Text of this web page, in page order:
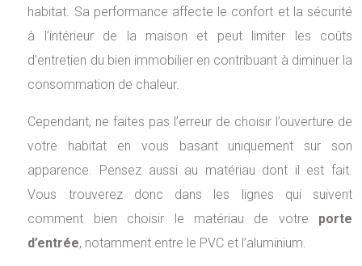
habitat. Sa performance affecte le confort et la sécurité
à l’intérieur de la maison et peut limiter les coûts
d’entretien du bien immobilier en contribuant à diminuer la
consommation de chaleur.
Cependant, ne faites pas l’erreur de choisir l’ouverture de
votre habitat en vous basant uniquement sur son
apparence. Pensez aussi au matériau dont il est fait.
Vous trouverez donc dans les lignes qui suivent
comment bien choisir le matériau de votre porte
d’entrée, notamment entre le PVC et l’aluminium.